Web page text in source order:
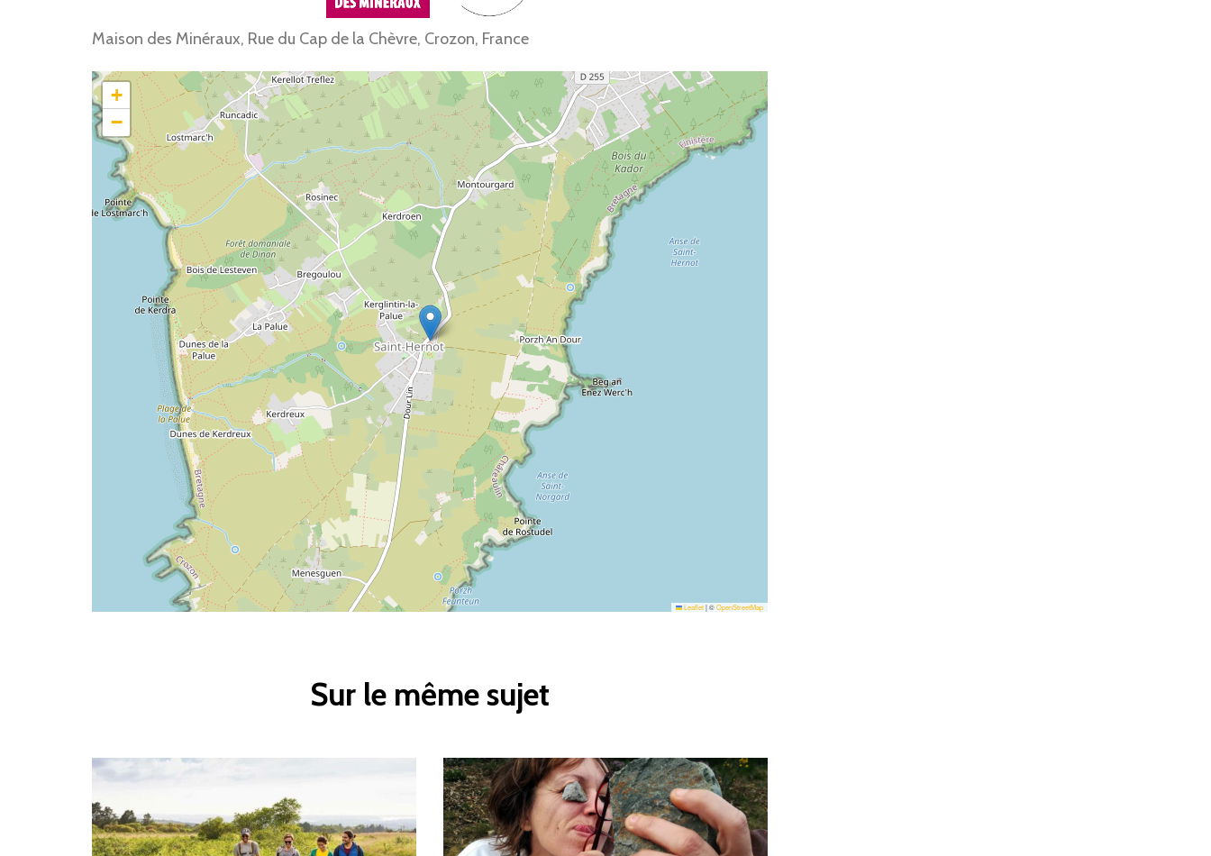
Maison des Minéraux, Rue du Cap de la Chèvre, Crozon, France
+
−
Leaflet|©OpenStreetMap
Sur le même sujet